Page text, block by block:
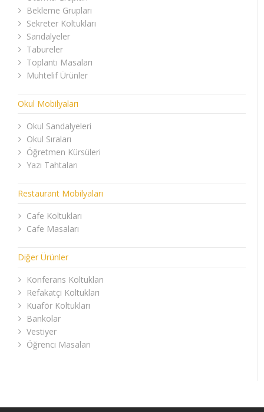
Bekleme Grupları
Sekreter Koltukları
Sandalyeler
Tabureler
Toplantı Masaları
Muhtelif Ürünler
Okul Mobilyaları
Okul Sandalyeleri
Okul Sıraları
Öğretmen Kürsüleri
Yazı Tahtaları
Restaurant Mobilyaları
Cafe Koltukları
Cafe Masaları
Diğer Ürünler
Konferans Koltukları
Refakatçi Koltukları
Kuaför Koltukları
Bankolar
Vestiyer
Öğrenci Masaları